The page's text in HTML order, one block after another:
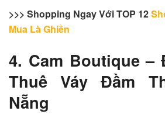
>>> Shopping Ngay Với TOP 12
Mua Là Ghiền
4. Cam Boutique –
Thuê Váy Đầm
Nẵng